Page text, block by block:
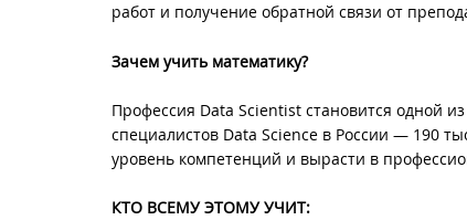
работ и получение обратной связи от
Зачем учить математику?
Профессия Data Scientist становится одной
специалистов Data Science в России — 190
уровень компетенций и вырасти в
КТО ВСЕМУ ЭТОМУ УЧИТ: